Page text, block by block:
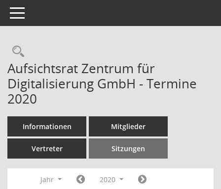
Toggle navigation
Rechercheauswahl
Aufsichtsrat Zentrum für
Digitalisierung GmbH - Termine
2020
Informationen Mitglieder
Vertreter Sitzungen
Jahr
2020